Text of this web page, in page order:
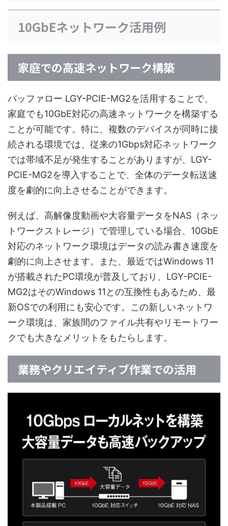
10GbEネットワーク活用例
家庭での高速ネットワーク構築
バッファロー LGY-PCIE-MG2を活用することで、
家庭でも10GbE対応の高速ネットワークを構築する
ことが可能です。特に、複数のデバイスが同時に接
続される環境では、従来の1Gbps対応ネットワーク
では帯域不足が発生することがありますが、LGY-
PCIE-MG2を導入することで、全体のデータ転送速
度を劇的に向上させることができます。
例えば、高解像度動画や大容量データをNAS（ネッ
トワークストレージ）で管理している場合、10GbE
対応のネットワーク環境はデータの読み書き速度を
劇的に向上させます。また、最近ではWindows 11
が搭載されたPC環境が普及しており、LGY-PCIE-
MG2はそのWindows 11との互換性もあるため、最
新OSでの利用にも安心です。この新しいネットワ
ーク環境は、家族間のファイル共有やリモートワー
クでも大きなメリットをもたらします。
業務やクリエイティブ作業での活用